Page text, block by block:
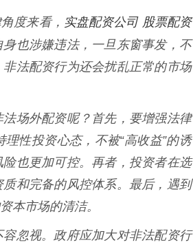
度来看， 实盘配资公司 股票配资
也涉嫌违法，一旦东窗事发，不
法配资行为还会扰乱正常的市场
法场外配资呢？首先，要增强法律
性投资心态，不被“高收益”的诱
也更加可控。再者，投资者在选
和完备的风控体系。最后，遇到
本市场的清洁。
忽视。政府应加大对非法配资行